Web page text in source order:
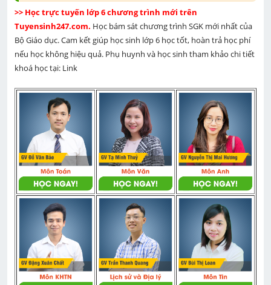
>> Học trực tuyến lớp 6 chương trình mới trên
Tuyensinh247.com. Học bám sát chương trình SGK mới nhất của
Bộ Giáo dục. Cam kết giúp học sinh lớp 6 học tốt, hoàn trả học phí
nếu học không hiệu quả. Phụ huynh và học sinh tham khảo chi tiết
khoá học tại: Link